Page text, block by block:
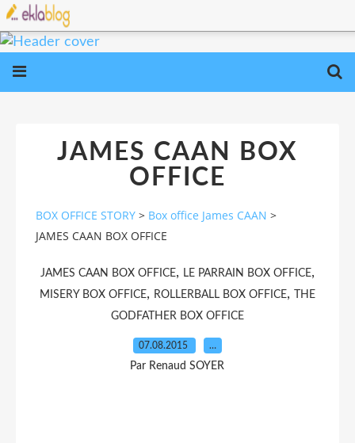
JAMES CAAN BOX
OFFICE
BOX OFFICE STORY > Box office James CAAN >
JAMES CAAN BOX OFFICE
JAMES CAAN BOX OFFICE, LE PARRAIN BOX OFFICE,
MISERY BOX OFFICE, ROLLERBALL BOX OFFICE,
THE
GODFATHER BOX OFFICE
07.08.2015 …
Par Renaud SOYER